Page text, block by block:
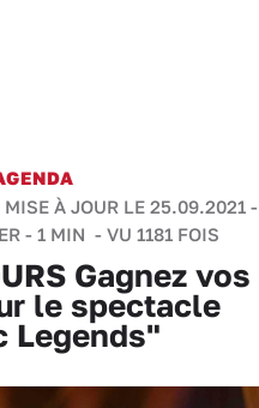
À JOUR LE 25.09.2021 -
- 1 MIN - VU 1181 FOIS
Gagnez vos
le spectacle
Legends"